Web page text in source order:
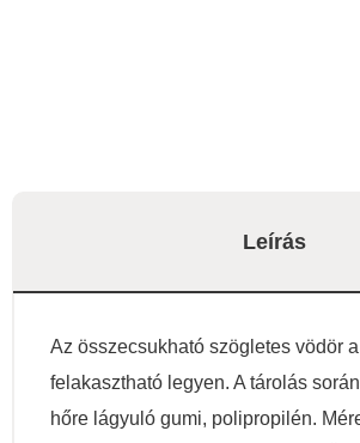
Leírás
Az összecsukható szögletes vödör
felakasztható legyen. A tárolás
hőre lágyuló gumi, polipropilén.